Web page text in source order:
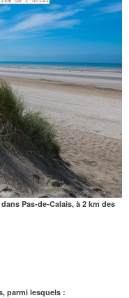
Pas-de-Calais, à 2 km des
parmi lesquels :